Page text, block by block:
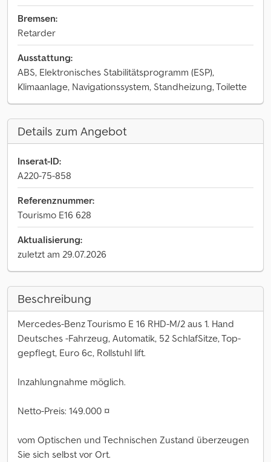
Bremsen:
Retarder
Ausstattung:
ABS, Elektronisches Stabilitätsprogramm (ESP),
Klimaanlage, Navigationssystem, Standheizung, Toilette
Details zum Angebot
Inserat-ID:
A220-75-858
Referenznummer:
Tourismo E16 628
Aktualisierung:
zuletzt am 29.07.2026
Beschreibung
Mercedes-Benz Tourismo E 16 RHD-M/2 aus 1. Hand
Deutsches -Fahrzeug, Automatik, 52 SchlafSitze, Top-
gepflegt, Euro 6c, Rollstuhl lift.
Inzahlungnahme möglich.
Netto-Preis: 149.000 ¤
vom Optischen und Technischen Zustand überzeugen
Sie sich selbst vor Ort.